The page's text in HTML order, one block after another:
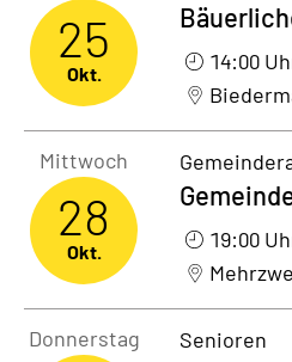
25
Okt. 14:00
Mittwoch
28
Okt.
19:00
Donnerstag Senioren